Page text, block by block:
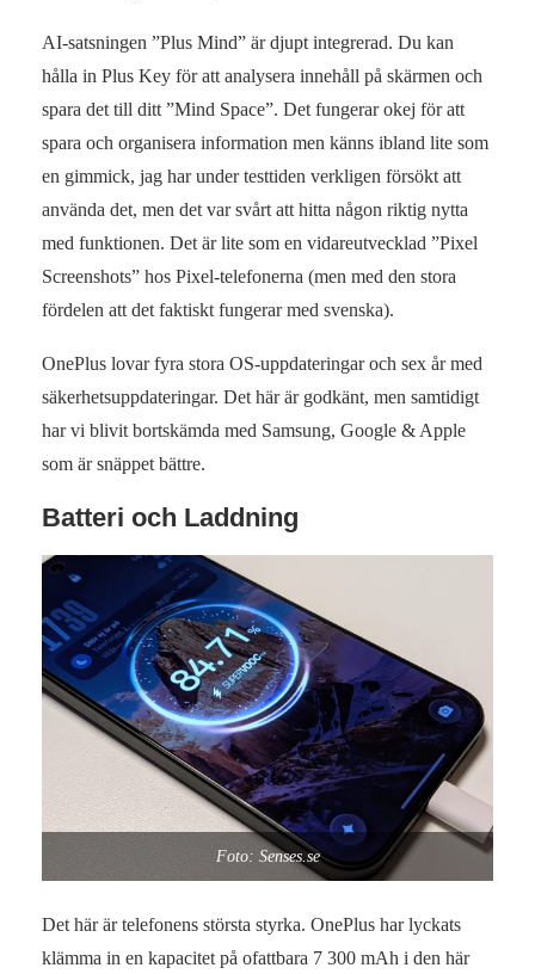
AI-satsningen ”Plus Mind” är djupt integrerad. Du kan
hålla in Plus Key för att analysera innehåll på skärmen och
spara det till ditt ”Mind Space”. Det fungerar okej för att
spara och organisera information men känns ibland lite som
en gimmick, jag har under testtiden verkligen försökt att
använda det, men det var svårt att hitta någon riktig nytta
med funktionen. Det är lite som en vidareutvecklad ”Pixel
Screenshots” hos Pixel-telefonerna (men med den stora
fördelen att det faktiskt fungerar med svenska).
OnePlus lovar fyra stora OS-uppdateringar och sex år med
säkerhetsuppdateringar. Det här är godkänt, men samtidigt
har vi blivit bortskämda med Samsung, Google & Apple
som är snäppet bättre.
Batteri och Laddning
Foto: Senses.se
Det här är telefonens största styrka. OnePlus har lyckats
klämma in en kapacitet på ofattbara 7 300 mAh i den här